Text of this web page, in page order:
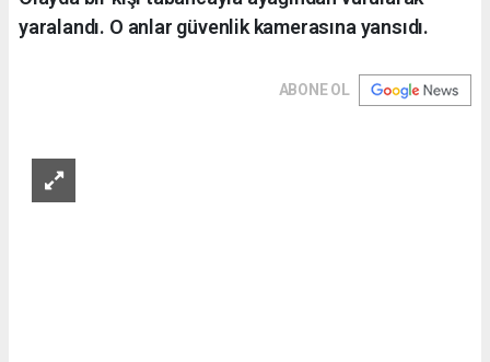
yaralandı. O anlar güvenlik kamerasına yansıdı.
ABONE OL